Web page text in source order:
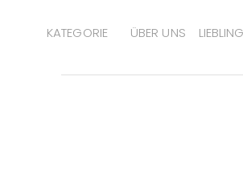
KATEGORIE ÜBER UNS